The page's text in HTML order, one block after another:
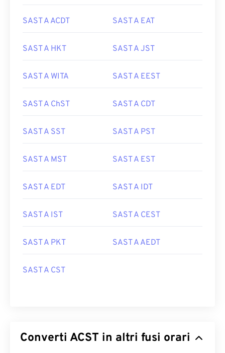
SAST A ACDT SAST A EAT
SAST A HKT SAST A JST
SAST A WITA SAST A EEST
SAST A ChST SAST A CDT
SAST A SST SAST A PST
SAST A MST SAST A EST
SAST A EDT SAST A IDT
SAST A IST SAST A CEST
SAST A PKT SAST A AEDT
SAST A CST
Converti ACST in altri fusi orari